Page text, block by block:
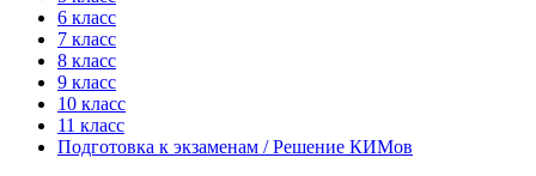
6 класс
7 класс
8 класс
9 класс
10 класс
11 класс
Подготовка к экзаменам / Решение КИМов